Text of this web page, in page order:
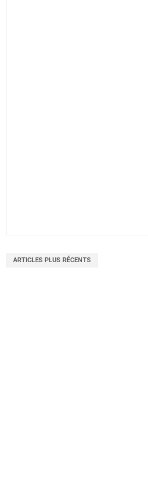
ARTICLES PLUS RÉCENTS